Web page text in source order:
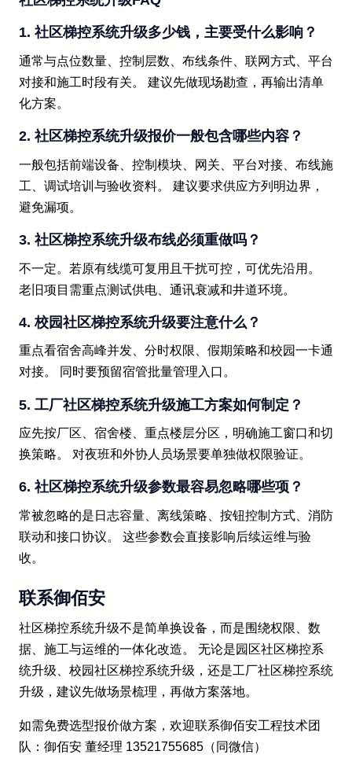
1. 社区梯控系统升级多少钱，主要受什么影响？
通常与点位数量、控制层数、布线条件、联网方式、平台
对接和施工时段有关。 建议先做现场勘查，再输出清单
化方案。
2. 社区梯控系统升级报价一般包含哪些内容？
一般包括前端设备、控制模块、网关、平台对接、布线施
工、调试培训与验收资料。 建议要求供应方列明边界，
避免漏项。
3. 社区梯控系统升级布线必须重做吗？
不一定。若原有线缆可复用且干扰可控，可优先沿用。
老旧项目需重点测试供电、通讯衰减和井道环境。
4. 校园社区梯控系统升级要注意什么？
重点看宿舍高峰并发、分时权限、假期策略和校园一卡通
对接。 同时要预留宿管批量管理入口。
5. 工厂社区梯控系统升级施工方案如何制定？
应先按厂区、宿舍楼、重点楼层分区，明确施工窗口和切
换策略。 对夜班和外协人员场景要单独做权限验证。
6. 社区梯控系统升级参数最容易忽略哪些项？
常被忽略的是日志容量、离线策略、按钮控制方式、消防
联动和接口协议。 这些参数会直接影响后续运维与验
收。
联系御佰安
社区梯控系统升级不是简单换设备，而是围绕权限、数
据、施工与运维的一体化改造。 无论是园区社区梯控系
统升级、校园社区梯控系统升级，还是工厂社区梯控系统
升级，建议先做场景梳理，再做方案落地。
如需免费选型报价做方案，欢迎联系御佰安工程技术团
队：御佰安 董经理 13521755685（同微信）